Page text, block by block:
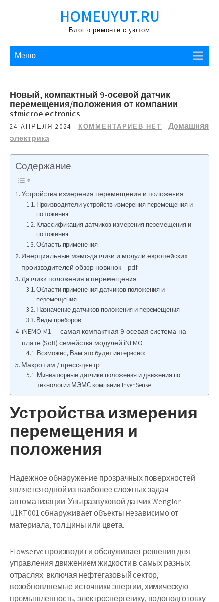
HOMEUYUT.RU
Блог о ремонте с уютом
Меню
Новый, компактный 9-осевой датчик
перемещения/положения от компании
stmicroelectronics
24 АПРЕЛЯ 2024 КОММЕНТАРИЕВ НЕТ
Домашняя
электрика
Содержание
Устройства измерения перемещения и положения
Производители устройств измерения перемещения и
положения
Классификация датчиков измерения перемещения и
положения
Область применения
Инерциальные мэмс-датчики и модули европейских
производителей обзор новинок – pdf
Датчики положения и перемещения
Области применения датчиков положения и
перемещения
Назначение датчиков положения и перемещения
Виды приборов
iNEMO-M1 — самая компактная 9-осевая система-на-
плате (SoB) семейства модулей iNEMO
Возможно, Вам это будет интересно:
Макро тим / пресс-центр
Миниатюрные датчики положения и движения по
технологии МЭМС компании InvenSense
Устройства измерения
перемещения и
положения
Надежное обнаружение прозрачных поверхностей
является одной из наиболее сложных задач
автоматизации. Ультразвуковой датчик Wenglor
U1KT001 обнаруживает объекты независимо от
материала, толщины или цвета.
Flowserve производит и обслуживает решения для
управления движением жидкости в самых разных
отраслях, включая нефтегазовый сектор,
возобновляемые источники энергии, химическую
промышленность, электроэнергетику, водоподготовку